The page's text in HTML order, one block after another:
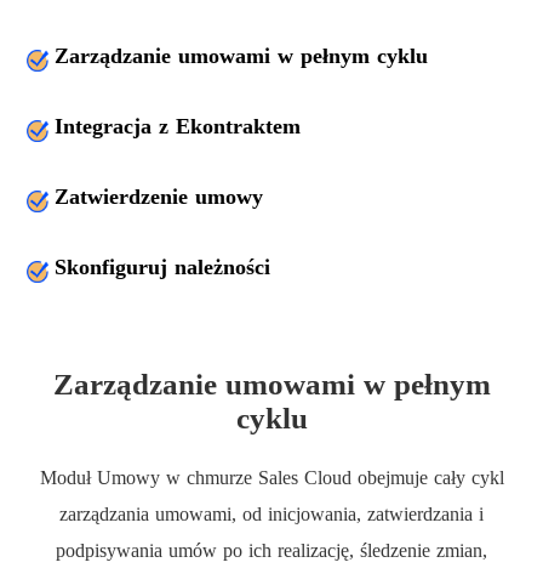
Zarządzanie umowami w pełnym cyklu
Integracja z Ekontraktem
Zatwierdzenie umowy
Skonfiguruj należności
Zarządzanie umowami w pełnym
cyklu
Moduł Umowy w chmurze Sales Cloud obejmuje cały cykl
zarządzania umowami, od inicjowania, zatwierdzania i
podpisywania umów po ich realizację, śledzenie zmian,